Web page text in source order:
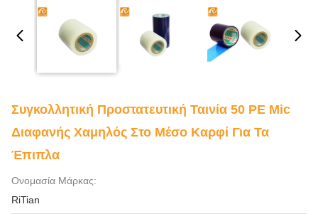
Συγκολλητική Προστατευτική Ταινία 50 PE Mic
Διαφανής Χαμηλός Στο Μέσο Καρφί Για Τα
Έπιπλα
Ονομασία Μάρκας:
RiTian